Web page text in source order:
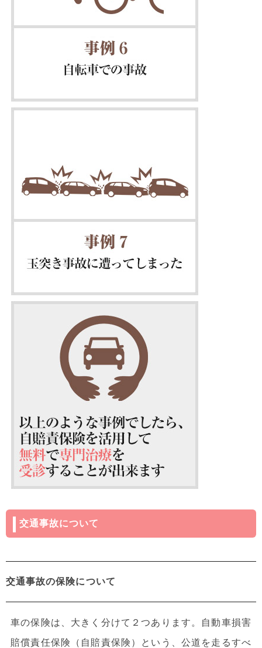
交通事故について
交通事故の保険について
車の保険は、大きく分けて２つあります。自動車損害
賠償責任保険（自賠責保険）という、公道を走るすべ